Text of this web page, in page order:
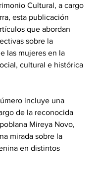
Cultural, a cargo
esta publicación
que abordan
sobre la
las mujeres en la
cultural e histórica
incluye una
de la reconocida
Mireya Novo,
mirada sobre la
en distintos